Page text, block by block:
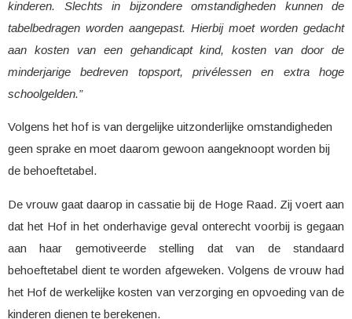
kinderen. Slechts in bijzondere omstandigheden kunnen de
tabelbedragen worden aangepast. Hierbij moet worden gedacht
aan kosten van een gehandicapt kind, kosten van door de
minderjarige bedreven topsport, privélessen en extra hoge
schoolgelden.”
Volgens het hof is van dergelijke uitzonderlijke omstandigheden
geen sprake en moet daarom gewoon aangeknoopt worden bij
de behoeftetabel.
De vrouw gaat daarop in cassatie bij de Hoge Raad. Zij voert aan
dat het Hof in het onderhavige geval onterecht voorbij is gegaan
aan haar gemotiveerde stelling dat van de standaard
behoeftetabel dient te worden afgeweken. Volgens de vrouw had
het Hof de werkelijke kosten van verzorging en opvoeding van de
kinderen dienen te berekenen.